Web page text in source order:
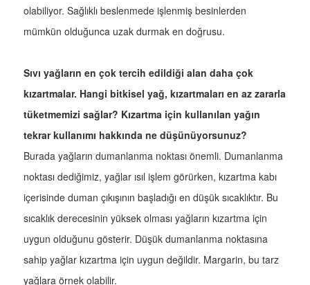
olabiliyor. Sağlıklı beslenmede işlenmiş besinlerden
mümkün olduğunca uzak durmak en doğrusu.
Sıvı yağların en çok tercih edildiği alan daha çok
kızartmalar. Hangi bitkisel yağ, kızartmaları en az zararla
tüketmemizi sağlar? Kızartma için kullanılan yağın
tekrar kullanımı hakkında ne düşünüyorsunuz?
Burada yağların dumanlanma noktası önemli. Dumanlanma
noktası dediğimiz, yağlar ısıl işlem görürken, kızartma kabı
içerisinde duman çıkışının başladığı en düşük sıcaklıktır. Bu
sıcaklık derecesinin yüksek olması yağların kızartma için
uygun olduğunu gösterir. Düşük dumanlanma noktasına
sahip yağlar kızartma için uygun değildir. Margarin, bu tarz
yağlara örnek olabilir.